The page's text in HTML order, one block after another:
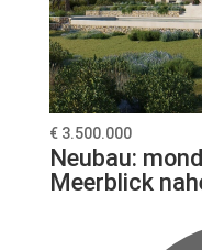
€ 3.500.000
Neubau:
Meerblick